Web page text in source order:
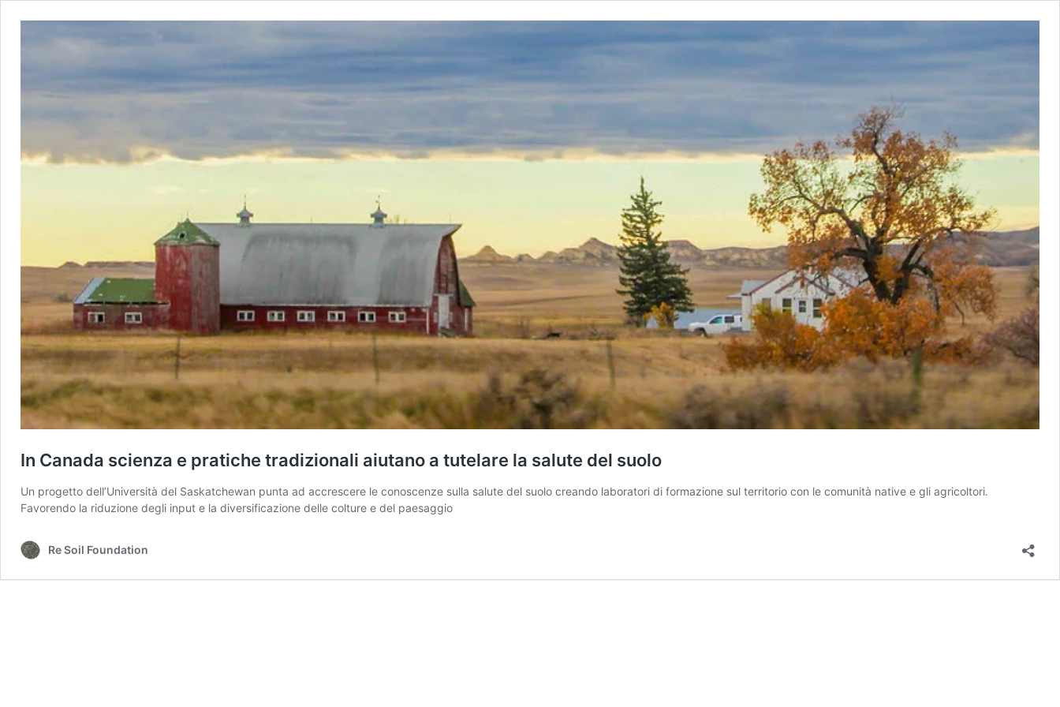
In Canada scienza e pratiche tradizionali aiutano a tutelare la salute del suolo
Un progetto dell’Università del Saskatchewan punta ad accrescere le conoscenze sulla salute del suolo creando laboratori di formazione sul territorio con le comunità native e gli agricoltori.
Favorendo la riduzione degli input e la diversificazione delle colture e del paesaggio
Re Soil Foundation